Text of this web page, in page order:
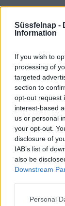
Süssfelnap -
Information
If you wish to
processing of
targeted
section to
opt-out request
interest-based
us or personal
your opt-out.
disclosure of
IAB’s list of
also be
Downstream
Personal
Felhőkép